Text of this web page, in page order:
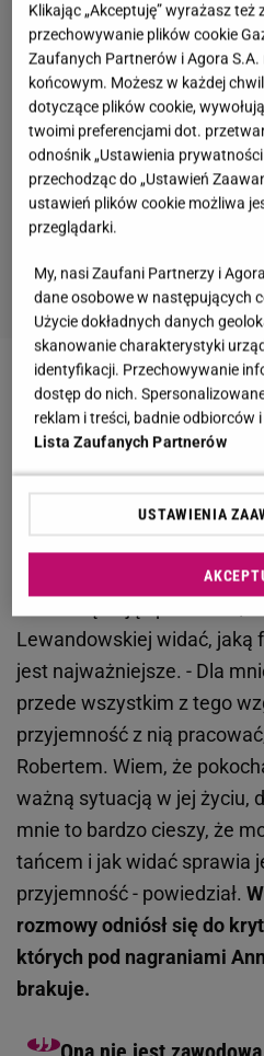
Zobacz wideo Maserak o
Widział nieprzychylne
Zwrócił się do hejterów
Rafał Maserak w rozmowie
Lewandowskiej widać, jaką
jest najważniejsze. - Dla
przede wszystkim z tego
przyjemność z nią
Robertem. Wiem, że
ważną sytuacją w jej życiu,
mnie to bardzo cieszy, że
tańcem i jak widać sprawia
przyjemność - powiedział.
rozmowy odniósł się do
których pod nagraniami
brakuje.
Klikając „Akceptuję” wyrażasz
przechowywanie plików cookie
Zaufanych Partnerów i Agora
końcowym. Możesz w każdej
dotyczące plików cookie,
twoimi preferencjami dot.
odnośnik „Ustawienia
przechodząc do „Ustawień
ustawień plików cookie możliwa
przeglądarki.
My, nasi Zaufani Partnerzy i
dane osobowe w następujących
Użycie dokładnych danych
skanowanie charakterystyki
identyfikacji. Przechowywanie
dostęp do nich.
reklam i treści, badnie odbiorców i
Lista Zaufanych Partnerów
USTAWIENIA